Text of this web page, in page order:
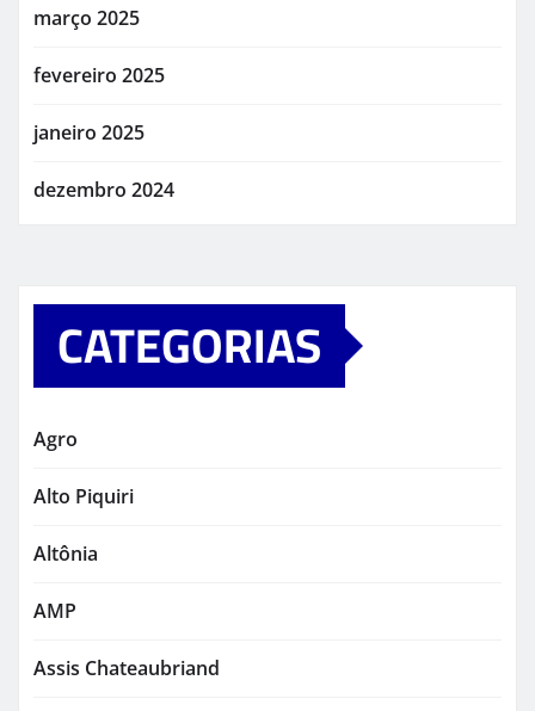
março 2025
fevereiro 2025
janeiro 2025
dezembro 2024
CATEGORIAS
Agro
Alto Piquiri
Altônia
AMP
Assis Chateaubriand